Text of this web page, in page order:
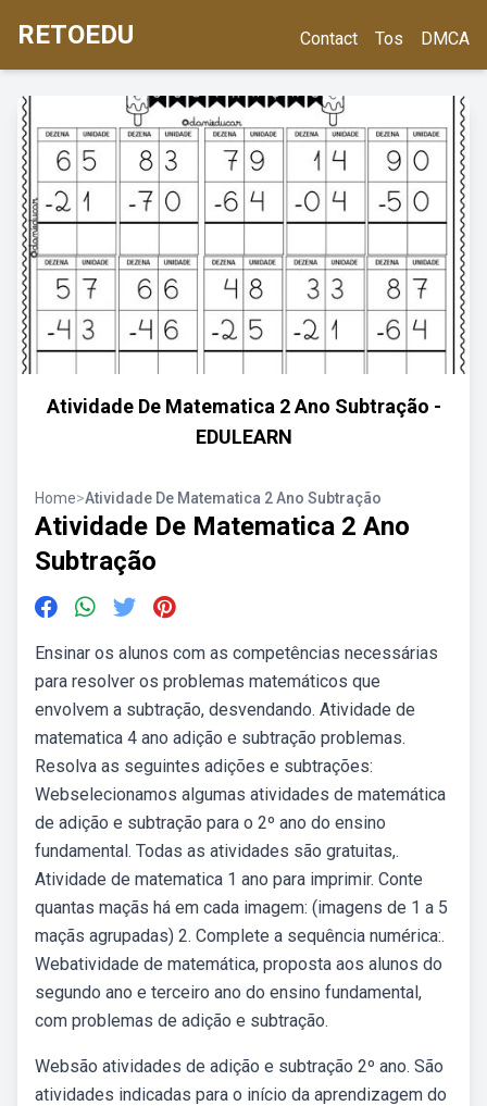
RETOEDU Contact Tos DMCA
Atividade De Matematica 2 Ano Subtração -
EDULEARN
Home>Atividade De Matematica 2 Ano Subtração
Atividade De Matematica 2 Ano
Subtração
Ensinar os alunos com as competências necessárias
para resolver os problemas matemáticos que
envolvem a subtração, desvendando. Atividade de
matematica 4 ano adição e subtração problemas.
Resolva as seguintes adições e subtrações:
Webselecionamos algumas atividades de matemática
de adição e subtração para o 2º ano do ensino
fundamental. Todas as atividades são gratuitas,.
Atividade de matematica 1 ano para imprimir. Conte
quantas maçãs há em cada imagem: (imagens de 1 a 5
maçãs agrupadas) 2. Complete a sequência numérica:.
Webatividade de matemática, proposta aos alunos do
segundo ano e terceiro ano do ensino fundamental,
com problemas de adição e subtração.
Websão atividades de adição e subtração 2º ano. São
atividades indicadas para o início da aprendizagem do